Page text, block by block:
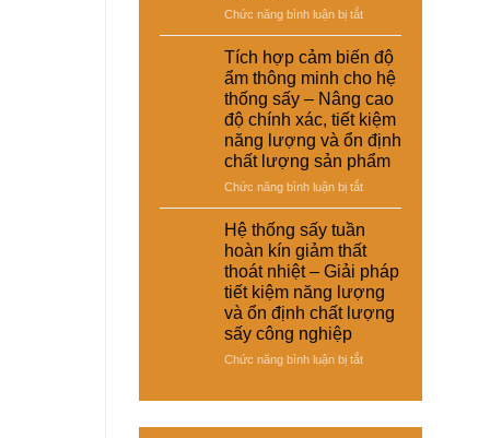
tiết
kiệm
năng
lượng
nhà
máy
hợp
–
Giải
pháp
sấy
ổn
hạn
chế
biến
dạng
và
nâng
cao
chất
thành
Chức năng bình luận bị tắtở
thống
sấy
đa
năng
cho
nhiều
loại
nhau
–
Giải
pháp
linh
kiệm
phí
Tích hợp cảm biến độ
ẩm thông minh cho hệ
thống sấy – Nâng cao
độ chính xác, tiết kiệm
năng lượng và ổn định
chất lượng sản phẩm
Chức năng bình luận bị tắtở
biến
độ
ẩm
thông
–
Hệ thống sấy tuần
hoàn kín giảm thất
thoát nhiệt – Giải pháp
tiết kiệm năng lượng
và ổn định chất lượng
sấy công nghiệp
Chức năng bình luận bị tắtở